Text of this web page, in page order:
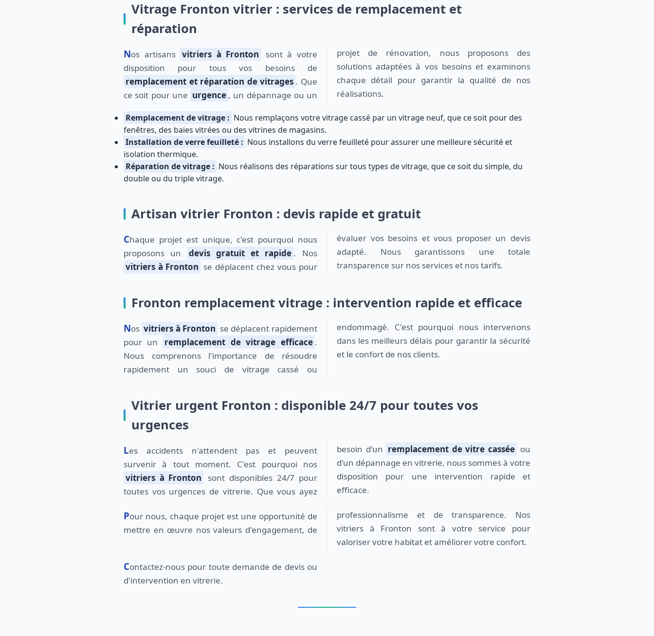
Vitrage Fronton vitrier : services de remplacement et
réparation
Nos artisans vitriers à Fronton
sont à votre
disposition pour tous vos besoins de
remplacement et réparation de vitrages . Que
ce soit pour une urgence , un dépannage ou un
projet de rénovation, nous proposons des
solutions adaptées à vos besoins et examinons
chaque détail pour garantir la qualité de nos
réalisations.
Remplacement de vitrage : Nous remplaçons votre vitrage cassé par un vitrage neuf, que ce soit pour des
fenêtres, des baies vitrées ou des vitrines de magasins.
Installation de verre feuilleté : Nous installons du verre feuilleté pour assurer une meilleure sécurité et
isolation thermique.
Réparation de vitrage : Nous réalisons des réparations sur tous types de vitrage, que ce soit du simple, du
double ou du triple vitrage.
Artisan vitrier Fronton : devis rapide et gratuit
Chaque projet est unique, c'est pourquoi nous
proposons un devis gratuit et rapide . Nos
vitriers à Fronton se déplacent chez vous pour
évaluer vos besoins et vous proposer un devis
adapté. Nous garantissons une totale
transparence sur nos services et nos tarifs.
Fronton remplacement vitrage : intervention rapide et efficace
Nos vitriers à Fronton se déplacent rapidement
pour un
remplacement de vitrage efficace .
Nous comprenons l'importance de résoudre
rapidement un souci de vitrage cassé ou
endommagé. C'est pourquoi nous intervenons
dans les meilleurs délais pour garantir la sécurité
et le confort de nos clients.
Vitrier urgent Fronton : disponible 24/7 pour toutes vos
urgences
Les accidents n'attendent pas et peuvent
survenir à tout moment. C'est pourquoi nos
vitriers à Fronton
sont disponibles 24/7 pour
toutes vos urgences de vitrerie. Que vous ayez
besoin d'un remplacement de vitre cassée ou
d'un dépannage en vitrerie, nous sommes à votre
disposition pour une intervention rapide et
efficace.
Pour nous, chaque projet est une opportunité de
mettre en œuvre nos valeurs d'engagement, de
professionnalisme et de transparence. Nos
vitriers à Fronton sont à votre service pour
valoriser votre habitat et améliorer votre confort.
Contactez-nous pour toute demande de devis ou
d'intervention en vitrerie.